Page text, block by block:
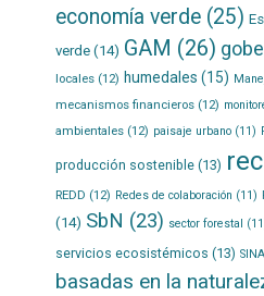
economía verde(25)
verde(14) GAM (26)
locales(12) humedales (15)
mecanismos financieros(12)
ambientales(12) paisaje urbano(11)
producción sostenible(13)
REDD (12) Redes de colaboración (11)
(14) SbN (23) sector forestal
servicios ecosistémicos (13)
basadas en la